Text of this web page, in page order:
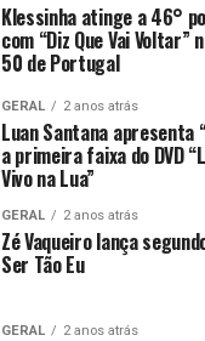
Klessinha atinge a 46°
com “Diz Que Vai Voltar”
50 de Portugal
GERAL 2 anos atrás
Luan Santana apresenta
a primeira faixa do DVD
Vivo na Lua”
GERAL 2 anos atrás
Zé Vaqueiro lança
Ser Tão Eu
GERAL 2 anos atrás